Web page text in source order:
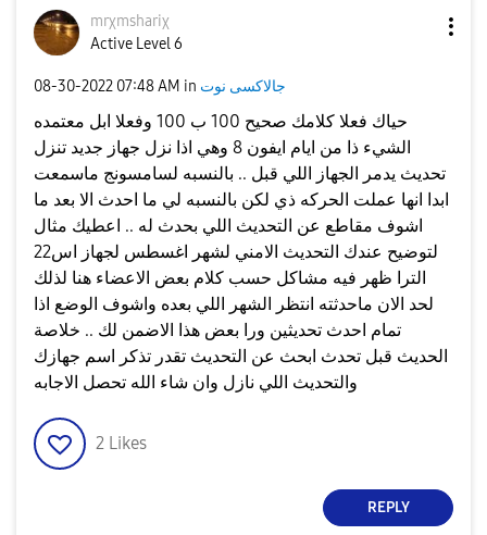
mrχmshariχ
Active Level 6
‎08-30-2022 07:48 AM in جالاكسى نوت
حياك فعلا كلامك صحيح 100 ب 100 وفعلا ابل معتمده
الشيء ذا من ايام ايفون 8 وهي اذا نزل جهاز جديد تنزل
تحديث يدمر الجهاز اللي قبل .. بالنسبه لسامسونج ماسمعت
ابدا انها عملت الحركه ذي لكن بالنسبه لي ما احدث الا بعد ما
اشوف مقاطع عن التحديث اللي بحدث له .. اعطيك مثال
لتوضيح عندك التحديث الامني لشهر اغسطس لجهاز اس22
الترا ظهر فيه مشاكل حسب كلام بعض الاعضاء هنا لذلك
لحد الان ماحدثته انتظر الشهر اللي بعده واشوف الوضع اذا
تمام احدث تحديثين ورا بعض هذا الاضمن لك .. خلاصة
الحديث قبل تحدث ابحث عن التحديث تقدر تذكر اسم جهازك
والتحديث اللي نازل وان شاء الله تحصل الاجابه
2 Likes
REPLY